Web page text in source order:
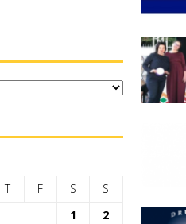
T F S
S
1
2